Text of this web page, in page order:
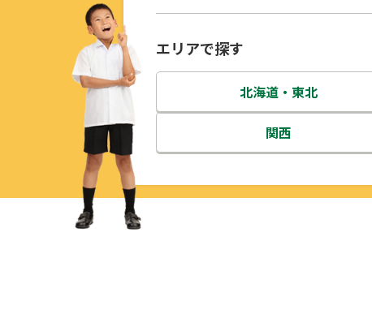
エリアで探す
北海道・東北
北海道
関西